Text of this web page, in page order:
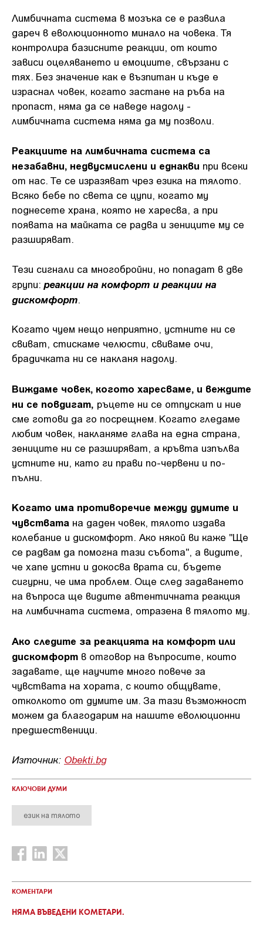
Лимбичната система в мозъка се е развила
дареч в еволюционното минало на човека. Тя
контролира базисните реакции, от които
зависи оцеляването и емоциите, свързани с
тях. Без значение как е възпитан и къде е
израснал човек, когато застане на ръба на
пропаст, няма да се наведе надолу -
лимбичната система няма да му позволи.
Реакциите на лимбичната система са
незабавни, недвусмислени и еднакви при всеки
от нас. Те се изразяват чрез езика на тялото.
Всяко бебе по света се цупи, когато му
поднесете храна, която не харесва, а при
появата на майката се радва и зениците му се
разширяват.
Тези сигнали са многобройни, но попадат в две
групи: реакции на комфорт и реакции на
дискомфорт
Когато чуем нещо неприятно, устните ни се
свиват, стискаме челюсти, свиваме очи,
брадичката ни се накланя надолу.
Виждаме човек, когото харесваме, и веждите
ни се повдигат, ръцете ни се отпускат и ние
сме готови да го посрещнем. Когато гледаме
любим човек, накланяме глава на една страна,
зениците ни се разширяват, а кръвта изпълва
устните ни, като ги прави по-червени и по-
пълни.
Когато има противоречие между думите и
чувствата на даден човек, тялото издава
колебание и дискомфорт. Ако някой ви каже "Ще
се радвам да помогна тази събота", а видите,
че хапе устни и докосва врата си, бъдете
сигурни, че има проблем. Още след задаването
на въпроса ще видите автентичната реакция
на лимбичната система, отразена в тялото му.
Ако следите за реакцията на комфорт или
дискомфорт в отговор на въпросите, които
задавате, ще научите много повече за
чувствата на хората, с които общувате,
отколкото от думите им. За тази възможност
можем да благодарим на нашите еволюционни
предшественици.
Източник: Obekti.bg
КЛЮЧОВИ ДУМИ
език на тялото
КОМЕНТАРИ
НЯМА ВЪВЕДЕНИ КОМЕТАРИ.